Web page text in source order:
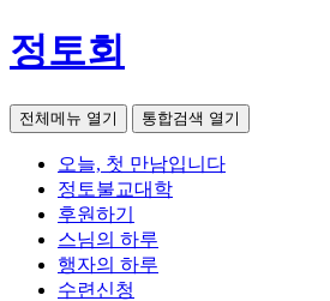
정토회
전체메뉴 열기 통합검색 열기
오늘, 첫 만남입니다
정토불교대학
후원하기
스님의 하루
행자의 하루
수련신청